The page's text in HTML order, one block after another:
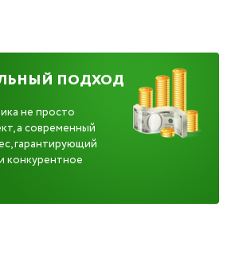
ПОДХОД
не просто
а современный
гарантирующий
конкурентное